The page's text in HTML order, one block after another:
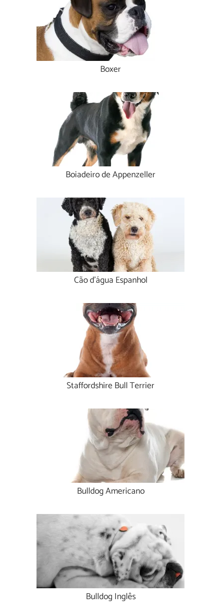
Boxer
Boiadeiro de Appenzeller
Cão d'água Espanhol
Staffordshire Bull Terrier
Bulldog Americano
Bulldog Inglês